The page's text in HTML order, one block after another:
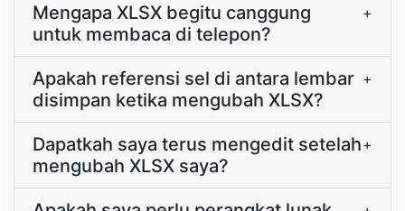
Mengapa XLSX begitu canggung
untuk membaca di telepon?
+
Apakah referensi sel di antara lembar
disimpan ketika mengubah XLSX?
+
Dapatkah saya terus mengedit setelah
mengubah XLSX saya?
+